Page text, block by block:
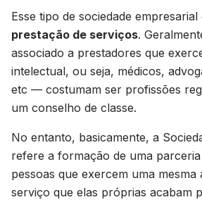
Esse tipo de sociedade
prestação de serviços.
associado a prestadores que
intelectual, ou seja, médicos,
etc — costumam ser profissões
um conselho de classe.
No entanto, basicamente, a
refere a formação de uma
pessoas que exercem uma mesma
serviço que elas próprias acabam